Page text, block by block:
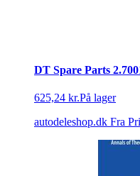
DT Spare Parts
625,24 kr.På lager
autodeleshop.dk Fra